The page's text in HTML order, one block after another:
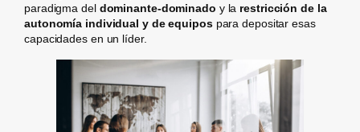
paradigma del dominante-dominado y la restricción de la
autonomía individual y de equipos para depositar esas
capacidades en un líder.